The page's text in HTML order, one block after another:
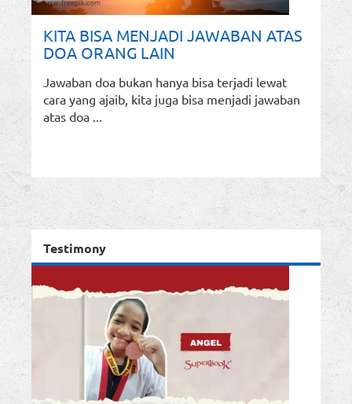
KITA BISA MENJADI JAWABAN ATAS
DOA ORANG LAIN
Jawaban doa bukan hanya bisa terjadi lewat
cara yang ajaib, kita juga bisa menjadi jawaban
atas doa ...
Testimony